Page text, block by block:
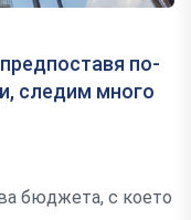
по-
следим много
бюджета, с което